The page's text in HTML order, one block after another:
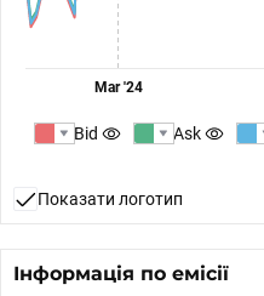
Mar '24
Bid Ask
Показати логотип
Інформація по емісії